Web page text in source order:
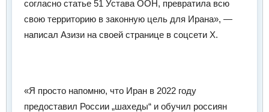
согласно статье 51 Устава ООН, превратила всю
свою территорию в законную цель для Ирана», —
написал Азизи на своей странице в соцсети Х.
«Я просто напомню, что Иран в 2022 году
предоставил России „шахеды“ и обучил россиян